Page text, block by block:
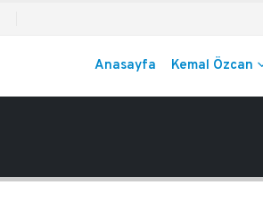
Anasayfa Kemal Özcan